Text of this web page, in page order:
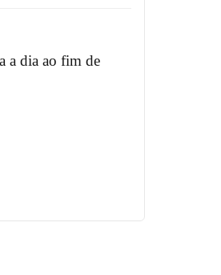
a dia ao fim de